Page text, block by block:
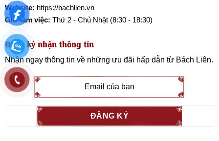
Website: https://bachlien.vn
Giờ làm việc: Thứ 2 - Chủ Nhật (8:30 - 18:30)
Đăng ký nhận thông tin
Nhận ngay thông tin về những ưu đãi hấp dẫn từ Bách Liên.